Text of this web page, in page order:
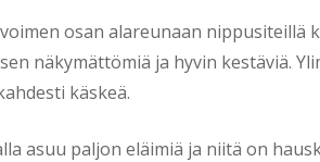
osan alareunaan nippusiteillä
näkymättömiä ja hyvin kestäviä.
käskeä.
asuu paljon eläimiä ja niitä on